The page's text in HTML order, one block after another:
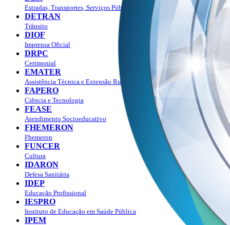
Estradas, Transportes, Serviços Públicos
DETRAN
Trânsito
DIOF
Imprensa Oficial
DRPC
Cerimonial
EMATER
Assistência Técnica e Extensão Rural
FAPERO
Ciência e Tecnologia
FEASE
Atendimento Socioeducativo
FHEMERON
Fhemeron
FUNCER
Cultura
IDARON
Defesa Sanitária
IDEP
Educação Profissional
IESPRO
Instituto de Educação em Saúde Pública
IPEM